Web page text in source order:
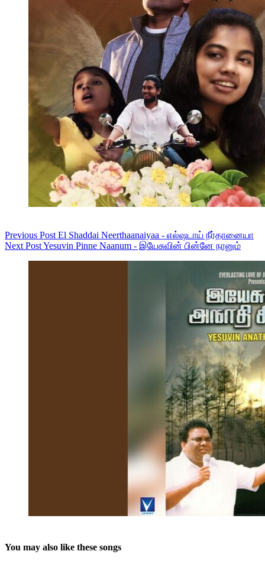
Previous Post El Shaddai Neerthaanaiyaa - எல்ஷடாய் நீர்தானையா
Next PostYesuvin Pinne Naanum - இயேசுவின் பின்னே நானும்
You may also like these songs